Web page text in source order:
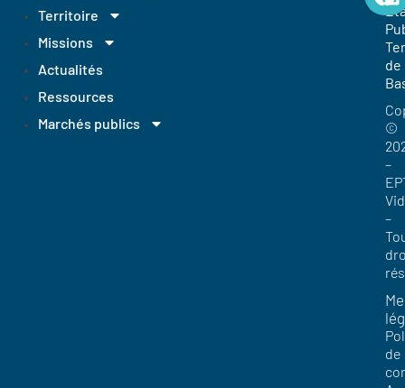
Territoire
Missions
Actualités
Ressources
Marchés publics
de
©
–
–
de